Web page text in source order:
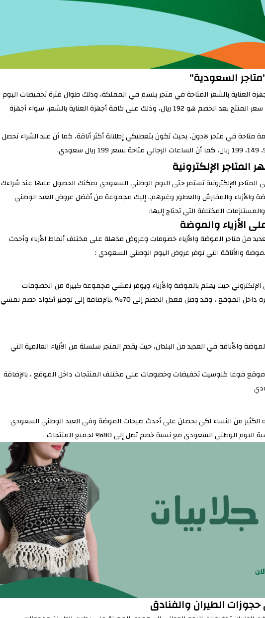
السعودية”
العناية بالشعر المتاحة في متجر بلسم في المملكة، وذلك طوال فترة تخفيضات اليوم
الوطني السعودي ، خصومات تصل إلى 63%، ليكون سعر المنتج بعد الخصم هو 192 ريال، وذلك على كافة أجهزة العناية بالشعر، سواء أجهزة
في متجر لادون، بحيث تكون بتعطيكي إطلالة أكثر أناقة، كما أن عند الشراء تحصل
الإلكترونية
80% في المتاجر الإلكترونية تستمر حتى اليوم الوطني السعودي يمكنك الحصول عليها عند شراءك
والأزياء والمفارش والعطور وغيرهم.. إليك مجموعة من أفضل عروض العيد الوطني
المختلفة التي تحتاج إليها:
الأزياء والموضة
من متاجر الموضة والأزياء خصومات وعروض مذهلة على مختلف أنماط الأزياء وأحدث
والأناقة التي توفر عروض اليوم الوطني السعودي :
حيث يهتم بالموضة والأزياء ويوفر نمشي مجموعة كبيرة من الخصومات
لمواطني المملكة على مختلف أنماط الأزياء المتوفرة داخل الموقع ، وقد وصل معدل الخصم إلى 70% ،بالإضافة إلى توفير أكواد خصم نمشي
في العديد من البلدان، حيث يقدم المتجر سلسلة من الأزياء العالمية التي
موقع فوغا كلوسيت تخفيضات وخصومات على مختلف المنتجات داخل الموقع ، بالإضافة
الكثير من النساء لكي يحصلن على أحدث صيحات الموضة وفي العيد الوطني السعودي
السعودي مع نسبة خصم تصل إلى 80% لجميع المنتجات .
الطيران والفنادق